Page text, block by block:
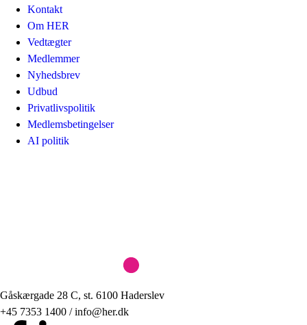
Kontakt
Om HER
Vedtægter
Medlemmer
Nyhedsbrev
Udbud
Privatlivspolitik
Medlemsbetingelser
AI politik
Gåskærgade 28 C, st. 6100 Haderslev
+45 7353 1400 / info@her.dk